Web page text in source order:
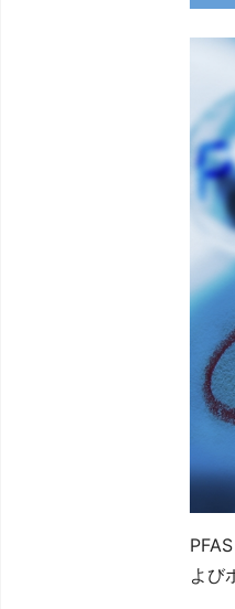
よび